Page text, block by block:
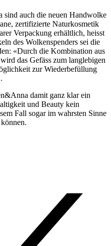
auch die neuen Handwolke
zertifizierte Naturkosmetik
Verpackung erhältlich, heisst
des Wolkenspenders sei die
«Durch die Kombination aus
das Gefäss zum langlebigen
zur Wiederbefüllung
damit ganz klar ein
und Beauty kein
Fall sogar im wahrsten Sinne